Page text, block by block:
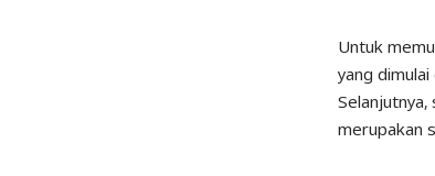
Untuk
yang
merupakan